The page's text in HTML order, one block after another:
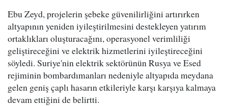
Ebu Zeyd, projelerin şebeke güvenilirliğini artırırken
altyapının yeniden iyileştirilmesini destekleyen yatırım
ortaklıkları oluşturacağını, operasyonel verimliliği
geliştireceğini ve elektrik hizmetlerini iyileştireceğini
söyledi. Suriye'nin elektrik sektörünün Rusya ve Esed
rejiminin bombardımanları nedeniyle altyapıda meydana
gelen geniş çaplı hasarın etkileriyle karşı karşıya kalmaya
devam ettiğini de belirtti.